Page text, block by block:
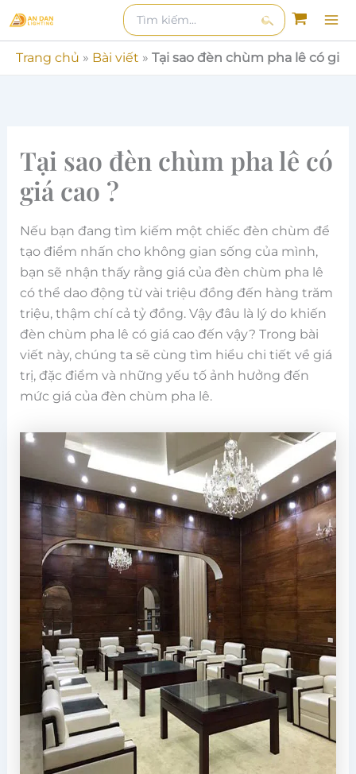
tới
nội
Tìm
kiếm:
Tìm
kiếm
Trang chủ » Bài viết » Tại sao đèn chùm pha lê có giá
Tại sao đèn chùm pha lê có
giá cao ?
Nếu bạn đang tìm kiếm một chiếc đèn chùm để
tạo điểm nhấn cho không gian sống của mình,
bạn sẽ nhận thấy rằng giá của đèn chùm pha lê
có thể dao động từ vài triệu đồng đến hàng trăm
triệu, thậm chí cả tỷ đồng. Vậy đâu là lý do khiến
đèn chùm pha lê có giá cao đến vậy? Trong bài
viết này, chúng ta sẽ cùng tìm hiểu chi tiết về giá
trị, đặc điểm và những yếu tố ảnh hưởng đến
mức giá của đèn chùm pha lê.